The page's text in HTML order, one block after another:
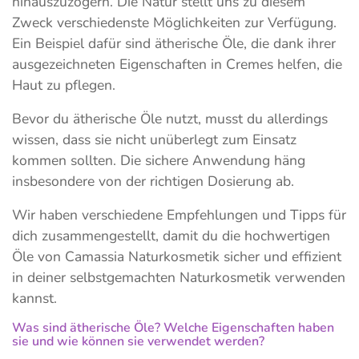
Zweck verschiedenste Möglichkeiten zur Verfügung.
Ein Beispiel dafür sind ätherische Öle, die dank ihrer
ausgezeichneten Eigenschaften in Cremes helfen, die
Haut zu pflegen.
Bevor du ätherische Öle nutzt, musst du allerdings
wissen, dass sie nicht unüberlegt zum Einsatz
kommen sollten. Die sichere Anwendung häng
insbesondere von der richtigen Dosierung ab.
Wir haben verschiedene Empfehlungen und Tipps für
dich zusammengestellt, damit du die hochwertigen
Öle von Camassia Naturkosmetik sicher und effizient
in deiner selbstgemachten Naturkosmetik verwenden
kannst.
Was sind ätherische Öle? Welche Eigenschaften haben
sie und wie können sie verwendet werden?